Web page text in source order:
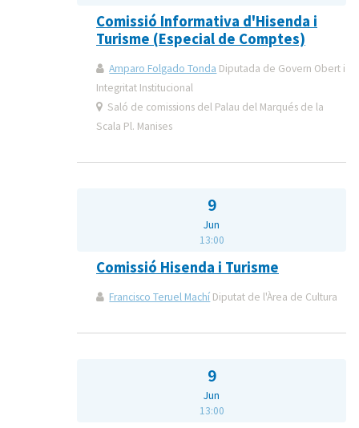
Comissió Informativa d'Hisenda i
Turisme (Especial de Comptes)
Amparo Folgado Tonda Diputada de Govern Obert i
Integritat Institucional
Saló de comissions del Palau del Marqués de la
Scala Pl. Manises
9
Jun
13:00
Comissió Hisenda i Turisme
Francisco Teruel Machí Diputat de l'Àrea de Cultura
9
Jun
13:00